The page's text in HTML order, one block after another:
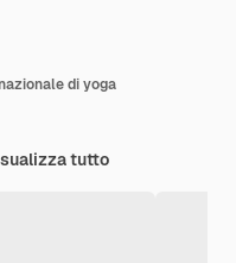
di yoga
tutto